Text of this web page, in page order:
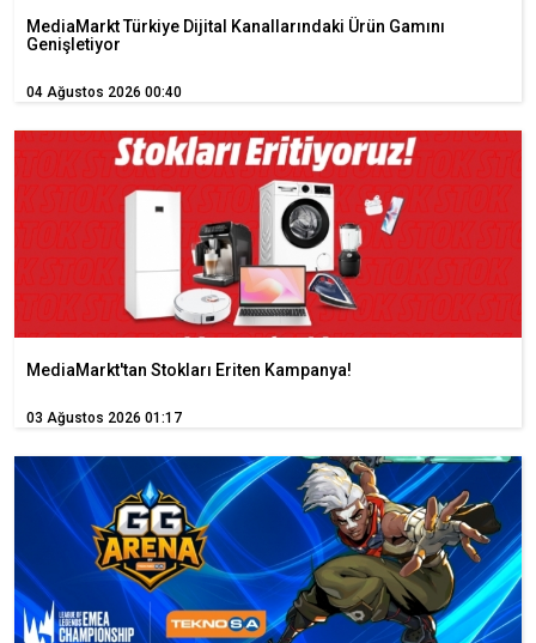
MediaMarkt Türkiye Dijital Kanallarındaki Ürün Gamını
Genişletiyor
04 Ağustos 2026 00:40
MediaMarkt'tan Stokları Eriten Kampanya!
03 Ağustos 2026 01:17